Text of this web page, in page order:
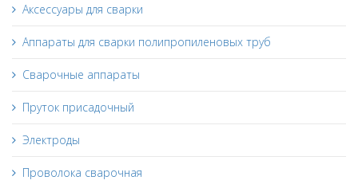
Аксессуары для сварки
Аппараты для сварки полипропиленовых труб
Сварочные аппараты
Пруток присадочный
Электроды
Проволока сварочная